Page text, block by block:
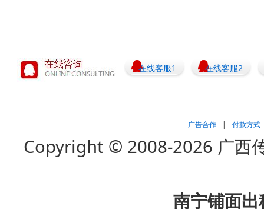
在线客服1 在线客服2
广告合作 | 付款方式
Copyright © 2008-2026 广西
南宁铺面出